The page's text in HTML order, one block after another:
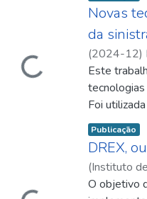
este
natureza
Inovação,
Pesquisa
palavras,
em curso
reflexões
do país.
Carregando...
Novas
da
(2024-12)
Este
tecnologias
Foi
Rodoviária
envolvidos.
corrigida
função da
Carregando...
Item type:
Publicação ,
DREX,
(Instituto
12)Araújo,
O objetivo